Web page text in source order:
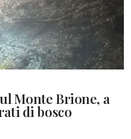
Monte Brione, a
di bosco